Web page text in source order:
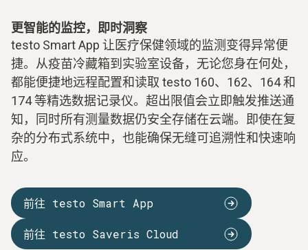
更智能的监控，即时洞察
testo Smart App 让医疗保健领域的监测变得异常便
捷。从疫苗冷藏箱到实验室设备，无论您身在何处，
都能便捷地远程配置和读取 testo 160、162、164 和
174 等精选数据记录仪。超出限值会立即触发推送通
知，同时所有测量数据仍安全存储在云端。即使在复
杂的分布式系统中，也能确保无缝可追溯性和快速响
应。
前往 testo Smart App
前往 testo Saveris Cloud